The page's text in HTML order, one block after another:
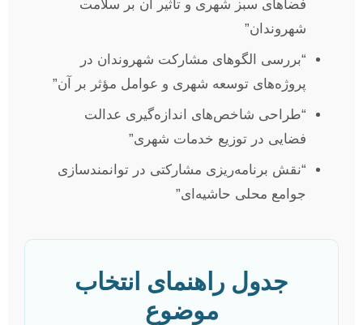
فضاهای سبز شهری و تأثیر آن بر سلامت
شهروندان”
“بررسی الگوهای مشارکت شهروندان در
پروژه‌های توسعه شهری و عوامل مؤثر بر آن”
“طراحی شاخص‌های اندازه‌گیری عدالت
فضایی در توزیع خدمات شهری”
“نقش برنامه‌ریزی مشارکتی در توانمندسازی
جوامع محلی حاشیه‌ای”
جدول راهنمای انتخاب
موضوع